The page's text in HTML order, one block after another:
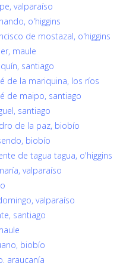
valparaíso
o'higgins
de mostazal, o'higgins
maule
santiago
de la mariquina, los ríos
de maipo, santiago
santiago
de la paz, biobío
biobío
de tagua tagua, o'higgins
valparaíso
valparaíso
santiago
biobío
araucanía